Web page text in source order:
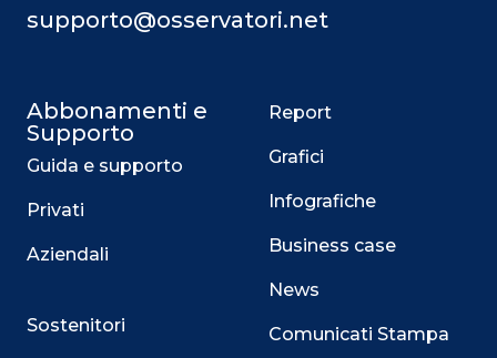
supporto@osservatori.net
Abbonamenti e
Supporto
Guida e supporto
Privati
Aziendali
Sostenitori
Report
Grafici
Infografiche
Business case
News
Comunicati Stampa